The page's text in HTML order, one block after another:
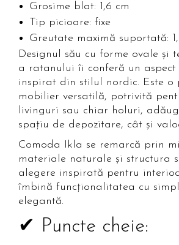
Grosime blat: 1,6 cm
Tip picioare: fixe
Greutate maximă suportată:
Designul său cu forme ovale și
a ratanului îi conferă un aspect
inspirat din stilul nordic. Este o
mobilier versatilă, potrivită
livinguri sau chiar holuri,
spațiu de depozitare, cât și
Comoda Ikla se remarcă prin
materiale naturale și structura
alegere inspirată pentru
îmbină funcționalitatea cu
elegantă.
✔ Puncte cheie: